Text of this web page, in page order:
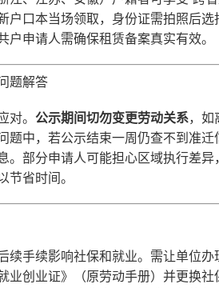
户口本当场领取，身份证需拍照后
户申请人需确保租赁备案真实有效。
题解答
对。 公示期间切勿变更劳动关系，如
题中，若公示结束一周仍查不到准
。部分申请人可能担心区域执行差
节省时间。
续手续影响社保和就业。需让单位办
业创业证》（原劳动手册）并更换